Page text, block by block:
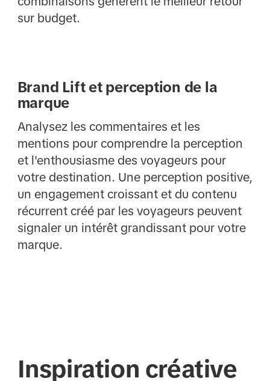
sur budget.
Brand Lift et perception de la
marque
Analysez les commentaires et les
mentions pour comprendre la perception
et l'enthousiasme des voyageurs pour
votre destination. Une perception positive,
un engagement croissant et du contenu
récurrent créé par les voyageurs peuvent
signaler un intérêt grandissant pour votre
marque.
Inspiration créative